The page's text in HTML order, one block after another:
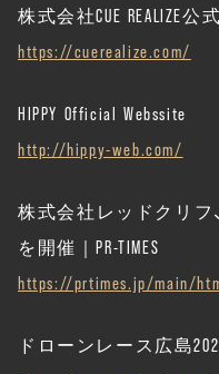
株式会社CUE REALIZE
https://cuerealize.com/
HIPPY Official Webssite
http://hippy-web.com/
株式会社レッドクリフ
を開催｜PR-TIMES
https://prtimes.jp/main/
ドローンレース広島